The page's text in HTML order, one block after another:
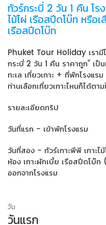
ทัวร์กระบี่ 2 วัน 1 คืน โร
ไม้ไผ่ เรือสปีดโบ๊ท หรือเ
เรือสปีดโบ๊ท
Phuket Tour Holiday เรามี
กระบี่ 2 วัน 1 คืน ราคาถูก“ เ
ทะเล เที่ยวเกาะ + ที่พักโรงแ
ท่านเลือกเที่ยวเกาะไหนก็ได้ตา
รายละเอียดทริป
วันที่แรก - เข้าพักโรงแรม
วันที่สอง - ทัวร์เกาะพีพี เกาะไ
ห้อง เกาะผักเบี้ย เรือสปีดโบ๊
ออกจากโรงแรม
วัน
วันแรก